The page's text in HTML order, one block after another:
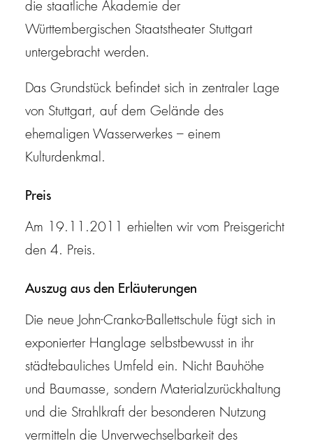
die staatliche Akademie der
Württembergischen Staatstheater Stuttgart
untergebracht werden.
Das Grundstück befindet sich in zentraler Lage
von Stuttgart, auf dem Gelände des
ehemaligen Wasserwerkes – einem
Kulturdenkmal.
Preis
Am 19.11.2011 erhielten wir vom Preisgericht
den 4. Preis.
Auszug aus den Erläuterungen
Die neue John-Cranko-Ballettschule fügt sich in
exponierter Hanglage selbstbewusst in ihr
städtebauliches Umfeld ein. Nicht Bauhöhe
und Baumasse, sondern Materialzurückhaltung
und die Strahlkraft der besonderen Nutzung
vermitteln die Unverwechselbarkeit des